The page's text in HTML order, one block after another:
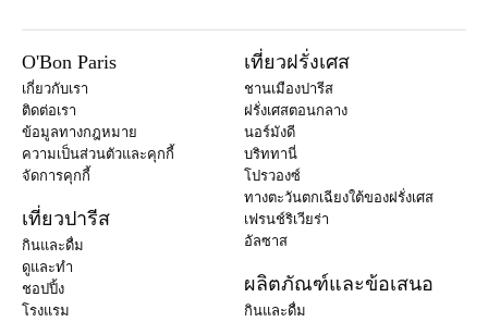
O'Bon Paris
เกี่ยวกับเรา
ติดต่อเรา
ข้อมูลทางกฎหมาย
ความเป็นส่วนตัวและคุกกี้
จัดการคุกกี้
เที่ยวปารีส
กินและดื่ม
ดูและทำ
ชอปปิ้ง
โรงแรม
เที่ยวฝรั่งเศส
ชานเมืองปารีส
ฝรั่งเศสตอนกลาง
นอร์มังดี
บริททานี่
โปรวองซ์
ทางตะวันตกเฉียงใต้ของฝรั่งเศส
เฟรนช์ริเวียร่า
อัลซาส
ผลิตภัณฑ์และข้อเสนอ
กินและดื่ม